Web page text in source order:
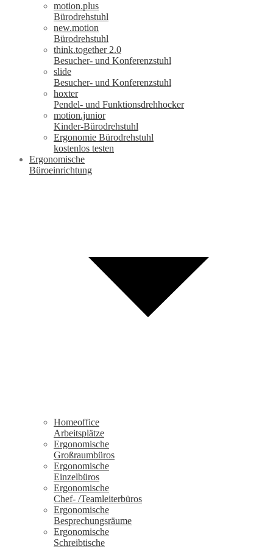
motion.plus
Bürodrehstuhl
new.motion
Bürodrehstuhl
think.together 2.0
Besucher- und Konferenzstuhl
slide
Besucher- und Konferenzstuhl
hoxter
Pendel- und Funktionsdrehhocker
motion.junior
Kinder-Bürodrehstuhl
Ergonomie Bürodrehstuhl
kostenlos testen
Ergonomische
Büroeinrichtung
Homeoffice
Arbeitsplätze
Ergonomische
Großraumbüros
Ergonomische
Einzelbüros
Ergonomische
Chef- /Teamleiterbüros
Ergonomische
Besprechungsräume
Ergonomische
Schreibtische